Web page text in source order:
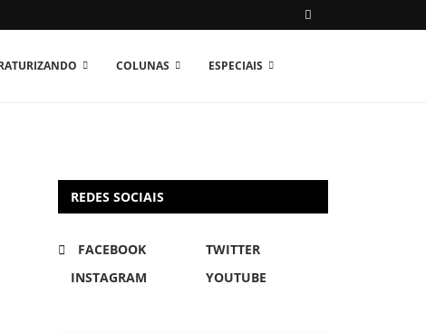
COLUNAS ESPECIAIS
REDES SOCIAIS
FACEBOOK
TWITTER
INSTAGRAM
YOUTUBE